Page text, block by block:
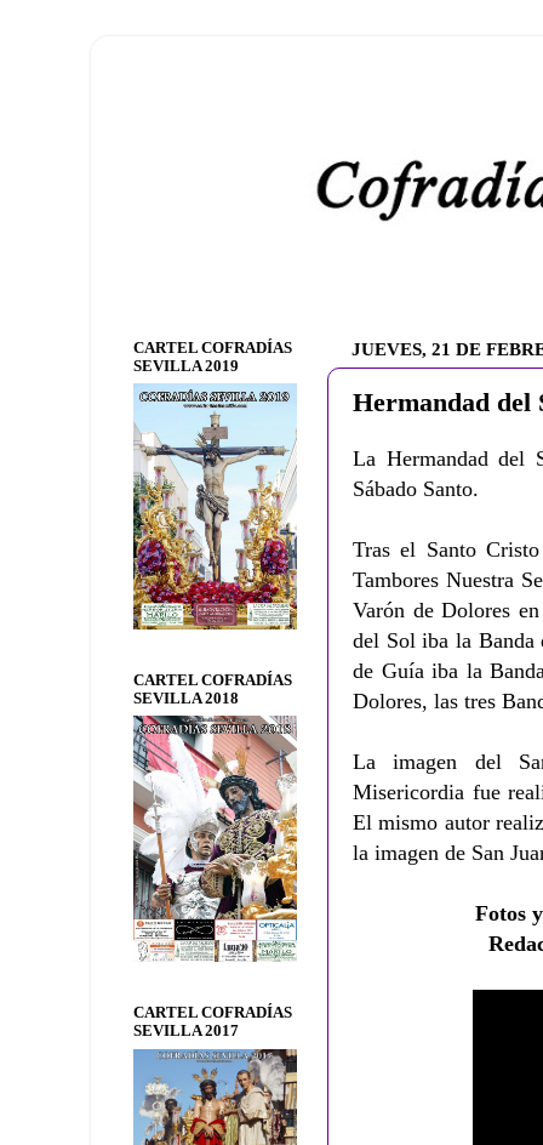
JUEVES, 21 DE
Hermandad del
La Hermandad del
Sábado Santo.
Tras el Santo
Tambores Nuestra
Varón de Dolores
del Sol iba la Banda
de Guía iba la
Dolores, las tres
La imagen del
Misericordia fue
El mismo autor
la imagen de San
Fotos
CARTEL COFRADÍAS
SEVILLA 2019
CARTEL COFRADÍAS
SEVILLA 2018
CARTEL COFRADÍAS
SEVILLA 2017